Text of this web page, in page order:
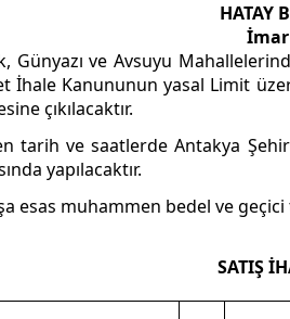
HATAY
İmar
Günyazı ve Avsuyu
İhale Kanununun yasal Limit
çıkılacaktır.
tarih ve saatlerde Antakya
yapılacaktır.
esas muhammen bedel ve
SATIŞ